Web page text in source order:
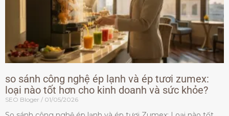
so sánh công nghệ ép lạnh và ép tươi zumex:
loại nào tốt hơn cho kinh doanh và sức khỏe?
SEO Bloger 01/05/2026